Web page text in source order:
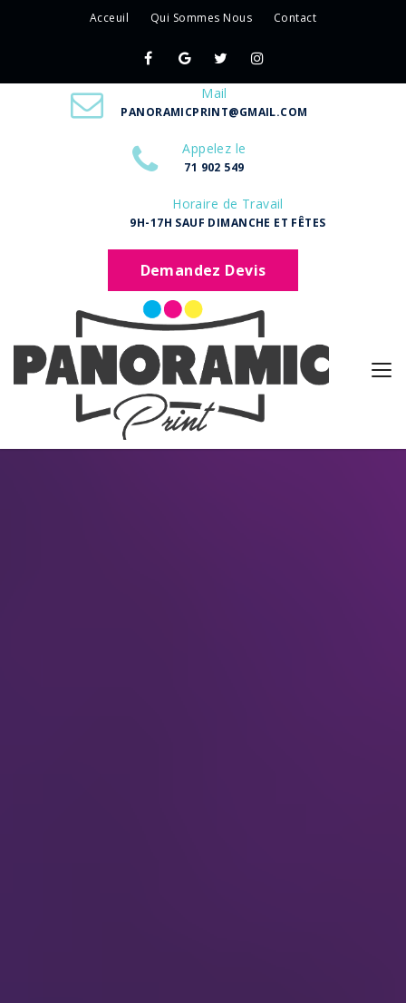
Acceuil Qui Sommes Nous Contact
Mail
PANORAMICPRINT@GMAIL.COM
Appelez le
71 902 549
Horaire de Travail
9H-17H SAUF DIMANCHE ET FÊTES
Demandez Devis